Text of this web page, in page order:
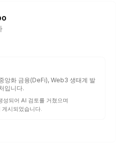
앙화 금융(DeFi), Web3 생태계 발
입니다.
성되어 AI 검토를 거쳤으며
게시되었습니다.